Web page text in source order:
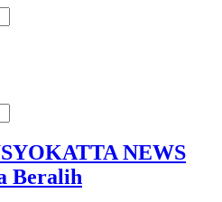
YOKATTA NEWS
Beralih